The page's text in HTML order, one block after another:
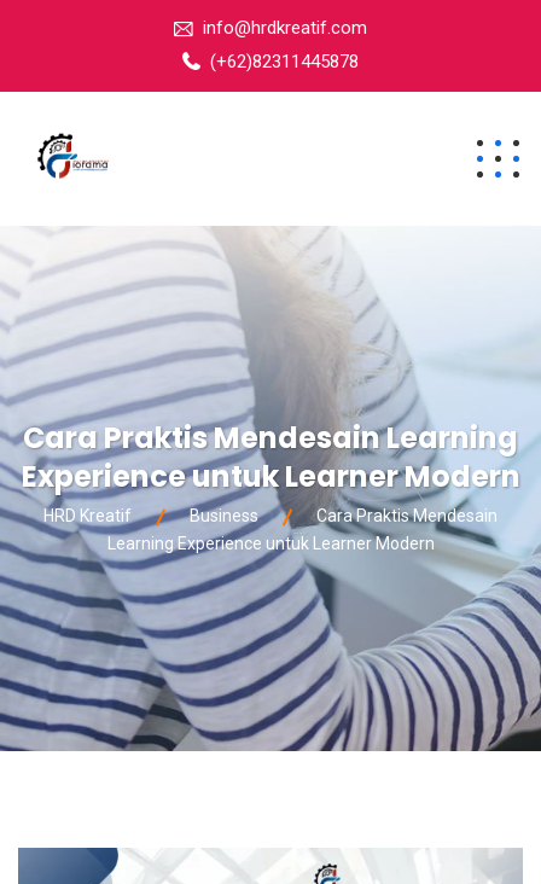
info@hrdkreatif.com
(+62)82311445878
Cara Praktis Mendesain Learning
Experience untuk Learner Modern
HRD Kreatif Business
Cara Praktis Mendesain
Learning Experience untuk Learner Modern